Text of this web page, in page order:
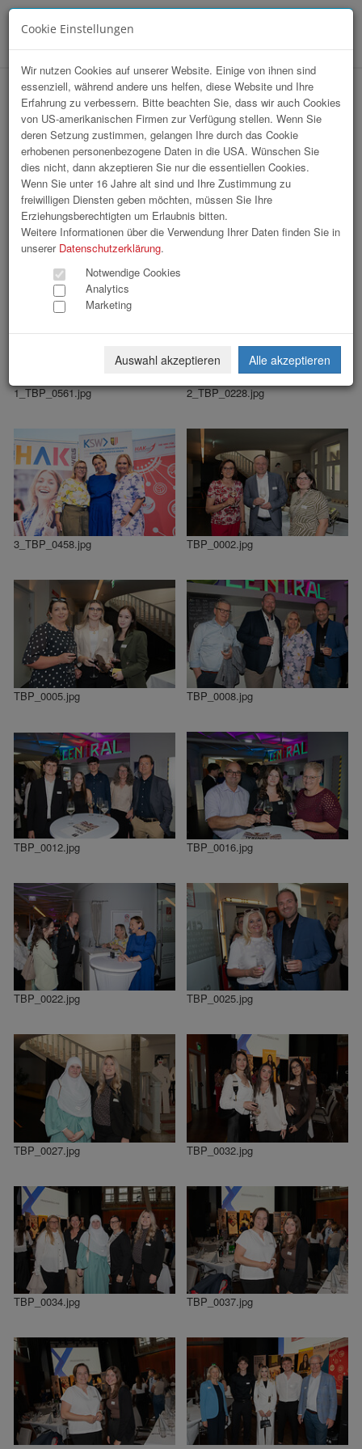
HAK-Event 2026
164 Bilder
« 1 2 3 4 5 6 »
1_TBP_0561.jpg 2_TBP_0228.jpg
3_TBP_0458.jpg TBP_0002.jpg
TBP_0005.jpg TBP_0008.jpg
TBP_0012.jpg TBP_0016.jpg
TBP_0022.jpg TBP_0025.jpg
TBP_0027.jpg TBP_0032.jpg
TBP_0034.jpg TBP_0037.jpg
Cookie Einstellungen
Wir nutzen Cookies auf unserer Website. Einige von ihnen sind
essenziell, während andere uns helfen, diese Website und Ihre
Erfahrung zu verbessern. Bitte beachten Sie, dass wir auch Cookies
von US-amerikanischen Firmen zur Verfügung stellen. Wenn Sie
deren Setzung zustimmen, gelangen Ihre durch das Cookie
erhobenen personenbezogene Daten in die USA. Wünschen Sie
dies nicht, dann akzeptieren Sie nur die essentiellen Cookies.
Wenn Sie unter 16 Jahre alt sind und Ihre Zustimmung zu
freiwilligen Diensten geben möchten, müssen Sie Ihre
Erziehungsberechtigten um Erlaubnis bitten.
Weitere Informationen über die Verwendung Ihrer Daten finden Sie in
unserer Datenschutzerklärung.
Notwendige Cookies
Analytics
Marketing
Auswahl akzeptieren Alle akzeptieren